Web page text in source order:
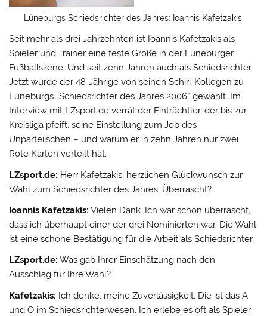
Lüneburgs Schiedsrichter des Jahres: Ioannis Kafetzakis.
Seit mehr als drei Jahrzehnten ist Ioannis Kafetzakis als
Spieler und Trainer eine feste Größe in der Lüneburger
Fußballszene. Und seit zehn Jahren auch als Schiedsrichter.
Jetzt wurde der 48-Jährige von seinen Schiri-Kollegen zu
Lüneburgs „Schiedsrichter des Jahres 2006“ gewählt. Im
Interview mit LZsport.de verrät der Einträchtler, der bis zur
Kreisliga pfeift, seine Einstellung zum Job des
Unparteiischen – und warum er in zehn Jahren nur zwei
Rote Karten verteilt hat.
LZsport.de: Herr Kafetzakis, herzlichen Glückwunsch zur
Wahl zum Schiedsrichter des Jahres. Überrascht?
Ioannis Kafetzakis: Vielen Dank. Ich war schon überrascht,
dass ich überhaupt einer der drei Nominierten war. Die Wahl
ist eine schöne Bestätigung für die Arbeit als Schiedsrichter.
LZsport.de: Was gab Ihrer Einschätzung nach den
Ausschlag für Ihre Wahl?
Kafetzakis: Ich denke, meine Zuverlässigkeit. Die ist das A
und O im Schiedsrichterwesen. Ich erlebe es oft als Spieler